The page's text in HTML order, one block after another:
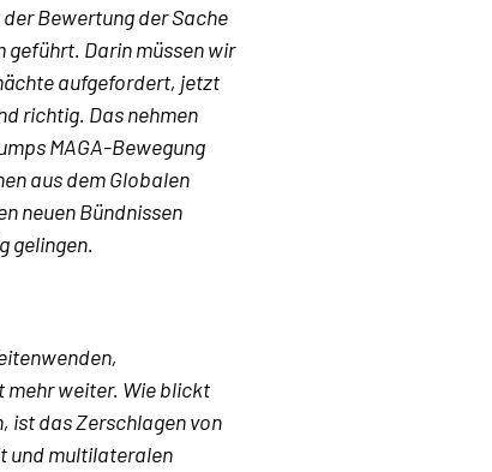
Bewertung der Sache
geführt. Darin müssen wir
aufgefordert, jetzt
richtig. Das nehmen
MAGA-Bewegung
aus dem Globalen
neuen Bündnissen
gelingen.
mehr weiter. Wie blickt
ist das Zerschlagen von
und multilateralen